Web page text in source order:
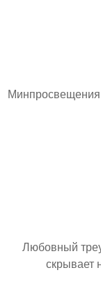
Минпросвещения
Любовный
скрывает